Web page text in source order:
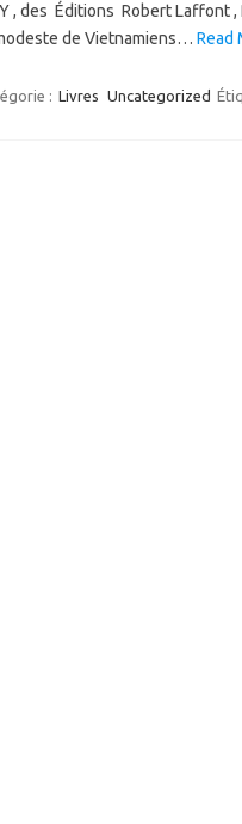
, des Éditions Robert Laffont
de Vietnamiens… Read
: Livres Uncategorized